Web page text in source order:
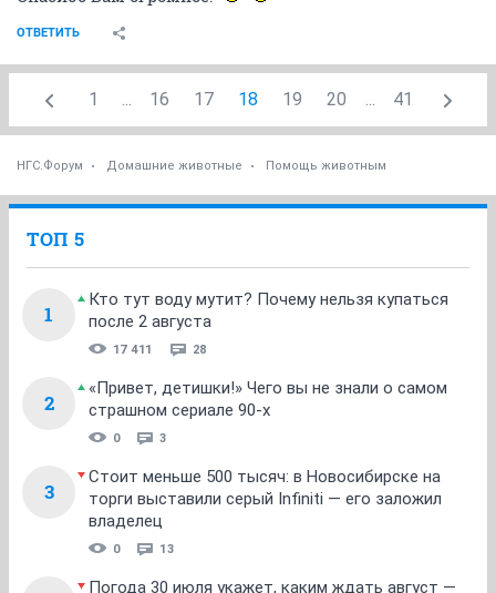
v.i.p.
Ой, простите пожалуйста, я подумала что пошутили.
v.i.p.
От Благотворителяyuriybakh
подопечных животных
Спасибо Вам огромное!
v.i.p.
15 декабря 2022
Вот такой красивый ветеринарный паспорт у щенка
Бусинки, сплошной Париж, Париж. По французски, ни